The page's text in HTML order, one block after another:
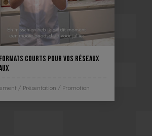
courts pour vos réseaux
/ Présentation / Promotion